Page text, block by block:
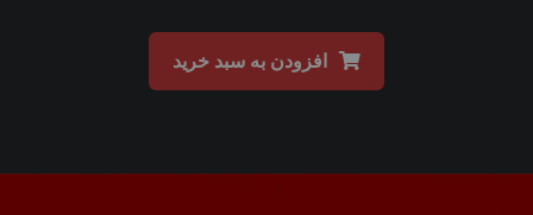
افزودن به سبد خرید